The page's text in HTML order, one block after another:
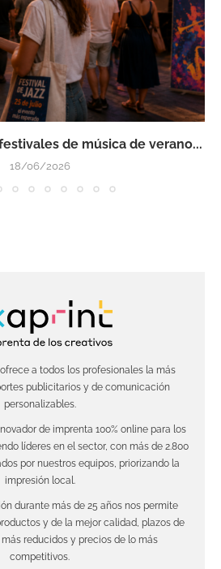
de música de verano...
18/06/2026
a todos los profesionales la más
publicitarios y de comunicación
personalizables.
de imprenta 100% online para los
líderes en el sector, con más de 2.800
por nuestros equipos, priorizando la
impresión local.
durante más de 25 años nos permite
y de la mejor calidad, plazos de
reducidos y precios de lo más
competitivos.